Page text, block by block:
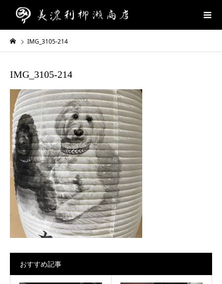
IMG_3105-214
IMG_3105-214
おすすめ記事